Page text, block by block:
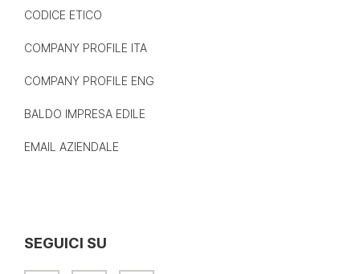
CODICE ETICO
COMPANY PROFILE ITA
COMPANY PROFILE ENG
BALDO IMPRESA EDILE
EMAIL AZIENDALE
SEGUICI SU